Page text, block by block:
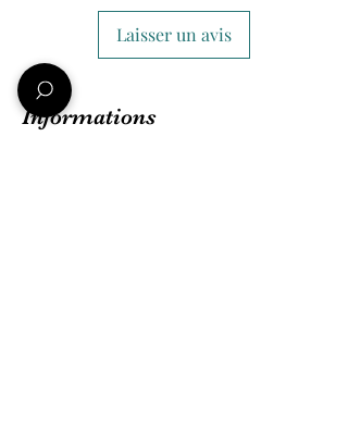
Laisser un avis
Informations